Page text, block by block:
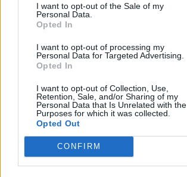
I want to opt-out of the Sale of my
Personal Data.
Opted In
I want to opt-out of processing my
Personal Data for Targeted Advertising.
Opted In
I want to opt-out of Collection, Use,
Retention, Sale, and/or Sharing of my
Personal Data that Is Unrelated with the
Purposes for which it was collected.
Opted Out
CONFIRM